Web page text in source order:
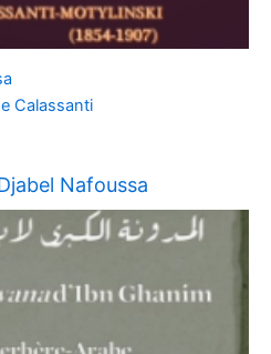
Calassanti
Nafoussa